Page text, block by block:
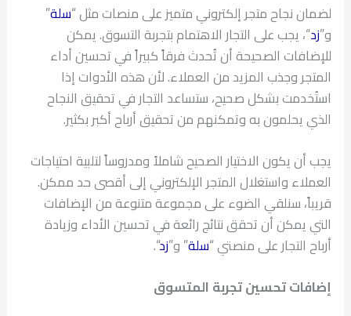
لضمان نجاح متجر إلكتروني متميز على منصات مثل “سلة”
و”زد“، يجب على التجار الاهتمام بتجربة التسوق. يمكن
للإضافات الصحيحة أن تُحدث فرقاً كبيراً في تحسين أداء
المتجر وجذب المزيد من العملاء. لأن هذه الأدوات إذا
استُخدمت بشكل صحيح، ستساعد التجار في تحقيق النجاح
الذي يحلمون به وتمكنهم من تحقيق أرباح أكبر بكثير.
يجب أن يكون الاختيار الصحيح شاملاً ومدروساً لتلبية احتياجات
العملاء واستغلال المتجر الإلكتروني إلى أقصى حد ممكن.
قريباً، سنلقي الضوء على مجموعة متنوعة من الإضافات
التي يمكن أن تحقق نتائج رائعة في تحسين الأداء وزيادة
أرباح التجار على منصتي “سلة” و”زد“.
إضافات تحسين تجربة المتسوق